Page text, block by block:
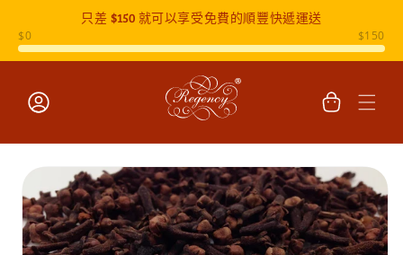
只差 $150就可以享受免費的順豐快遞運送
入
物
跳至產品
資訊